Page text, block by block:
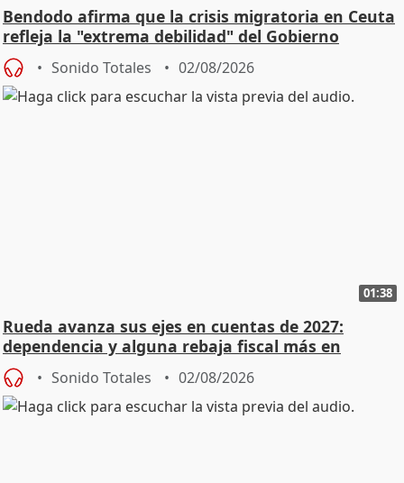
Bendodo afirma que la crisis migratoria en Ceuta
refleja la "extrema debilidad" del Gobierno
Sonido Totales 02/08/2026
01:38
Rueda avanza sus ejes en cuentas de 2027:
dependencia y alguna rebaja fiscal más en
vivienda
Sonido Totales 02/08/2026